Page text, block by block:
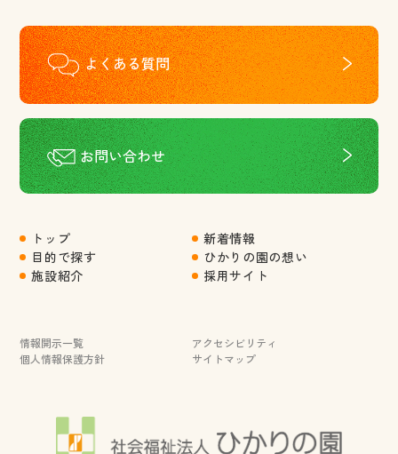
トップ
新着情報
目的で探す
ひかりの園の想い
施設紹介
採用サイト
情報開示一覧
アクセシビリティ
個人情報保護方針
サイトマップ
よくある質問
お問い合わせ